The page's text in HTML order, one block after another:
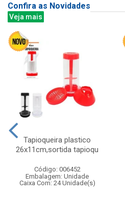
Confira as Novidades
Veja mais
Tapioqueira plastico
26x11cm,sortida tapioqu
Código: 006452
Embalagem: Unidade
Caixa Com: 24 Unidade(s)